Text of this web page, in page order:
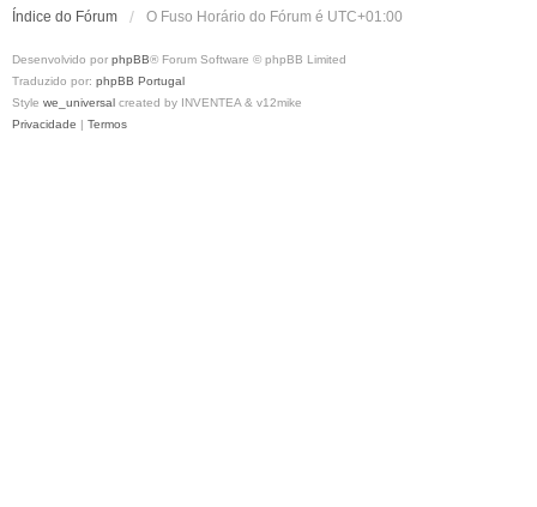
Índice do Fórum O Fuso Horário do Fórum é UTC+01:00
Desenvolvido por phpBB® Forum Software © phpBB Limited
Traduzido por: phpBB Portugal
Style we_universal created by INVENTEA & v12mike
Privacidade | Termos